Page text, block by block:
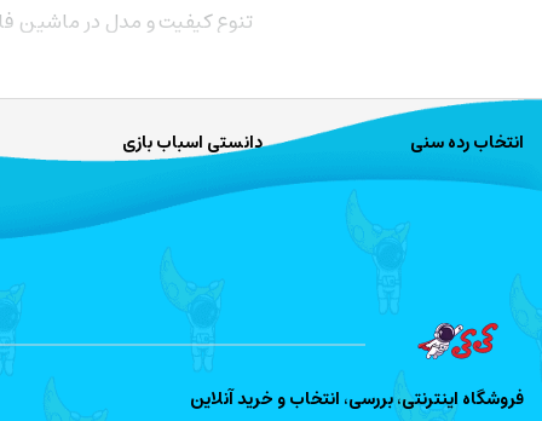
تنوع کیفیت و مدل در ماشین
راحت و آسان از انواع اسباب
کی کی تویز شده و محصولات را
انتخاب رده سنی دانستی اسباب بازی
فروشگاه اینترنتی، بررسی، انتخاب و خرید آنلاین